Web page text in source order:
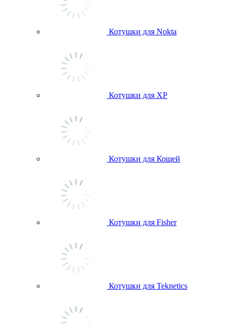
Котушки для Nokta
Котушки для ХР
Котушки для Кощей
Котушки для Fisher
Котушки для Teknetics